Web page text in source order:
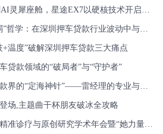
+温度”破解深圳押车贷款三大痛点
贷款领域的“破局者”与“守护者”
场,主题曲干杯朋友破冰全攻略